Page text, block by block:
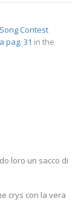
Contest
pag. 31 in the
loro un sacco di
crys con la vera